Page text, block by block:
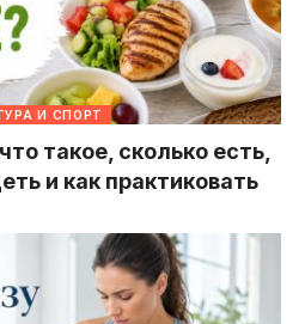
И СПОРТ
такое, сколько есть,
и как практиковать